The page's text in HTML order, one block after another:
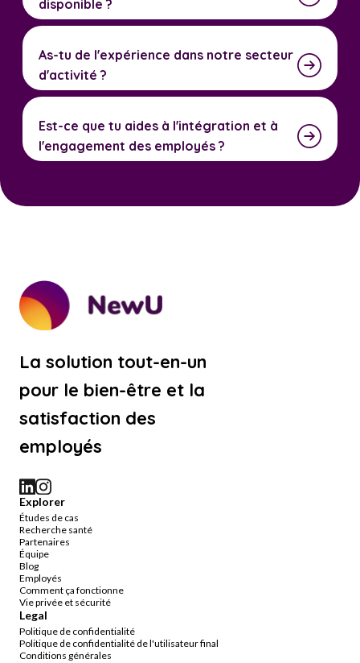
disponible ?
As-tu de l'expérience dans notre secteur
d'activité ?
Est-ce que tu aides à l'intégration et à
l'engagement des employés ?
La solution tout-en-un
pour le bien-être et la
satisfaction des
employés
Explorer
Études de cas
Recherche santé
Partenaires
Équipe
Blog
Employés
Comment ça fonctionne
Vie privée et sécurité
Legal
Politique de confidentialité
Politique de confidentialité de l'utilisateur final
Conditions générales